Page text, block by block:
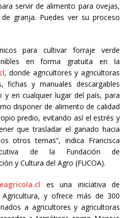
servir de alimento para ovejas,
granja. Puedes ver su proceso
para cultivar forraje verde
en forma gratuita en la
, donde agricultores y agricultoras
fichas y manuales descargables
y en cualquier lugar del país, para
disponer de alimento de calidad
predio, evitando así el estrés y
que trasladar el ganado hacia
otros temas”, indica Francisca
de la Fundación de
y Cultura del Agro (FUCOA).
es una iniciativa de
y ofrece más de 300
a agricultores y agricultoras